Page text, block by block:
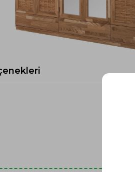
Gri TV Ünitesi
Beyaz TV Ünitesi
Siyah TV Ünitesi
Dresuar